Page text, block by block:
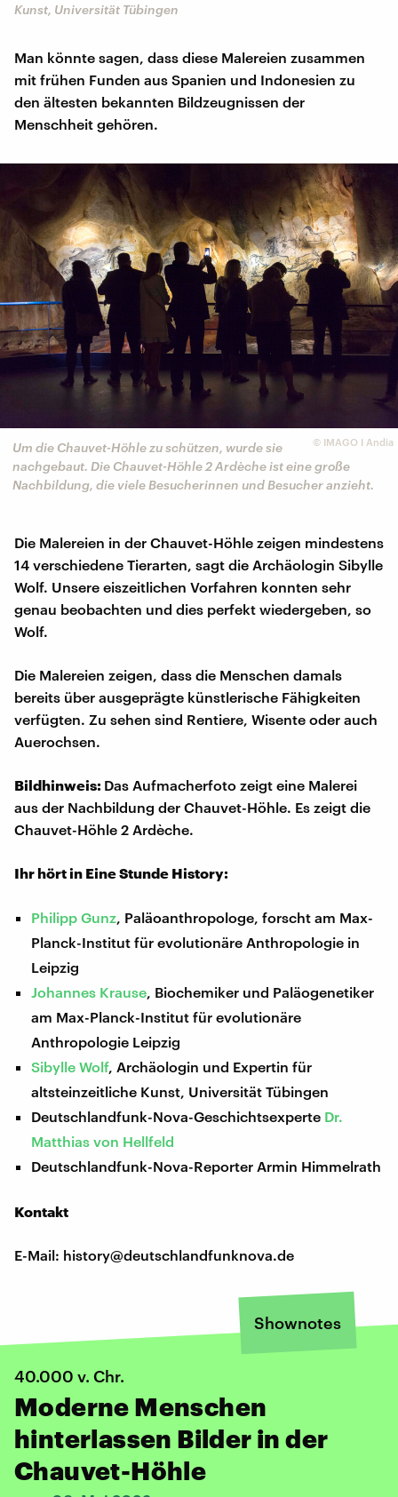
Kunst, Universität Tübingen
Man könnte sagen, dass diese Malereien zusammen
mit frühen Funden aus Spanien und Indonesien zu
den ältesten bekannten Bildzeugnissen der
Menschheit gehören.
© IMAGO I Andia
Um die Chauvet-Höhle zu schützen, wurde sie
nachgebaut. Die Chauvet-Höhle 2 Ardèche ist eine große
Nachbildung, die viele Besucherinnen und Besucher anzieht.
Die Malereien in der Chauvet-Höhle zeigen mindestens
14 verschiedene Tierarten, sagt die Archäologin Sibylle
Wolf. Unsere eiszeitlichen Vorfahren konnten sehr
genau beobachten und dies perfekt wiedergeben, so
Wolf.
Die Malereien zeigen, dass die Menschen damals
bereits über ausgeprägte künstlerische Fähigkeiten
verfügten. Zu sehen sind Rentiere, Wisente oder auch
Auerochsen.
Bildhinweis: Das Aufmacherfoto zeigt eine Malerei
aus der Nachbildung der Chauvet-Höhle. Es zeigt die
Chauvet-Höhle 2 Ardèche.
Ihr hört in Eine Stunde History:
Philipp Gunz, Paläoanthropologe, forscht am Max-
Planck-Institut für evolutionäre Anthropologie in
Leipzig
Johannes Krause, Biochemiker und Paläogenetiker
am Max-Planck-Institut für evolutionäre
Anthropologie Leipzig
Sibylle Wolf, Archäologin und Expertin für
altsteinzeitliche Kunst, Universität Tübingen
Deutschlandfunk-Nova-Geschichtsexperte Dr.
Matthias von Hellfeld
Deutschlandfunk-Nova-Reporter Armin Himmelrath
Kontakt
E-Mail: history@deutschlandfunknova.de
Shownotes
40.000 v. Chr.
Moderne Menschen
hinterlassen Bilder in der
Chauvet-Höhle